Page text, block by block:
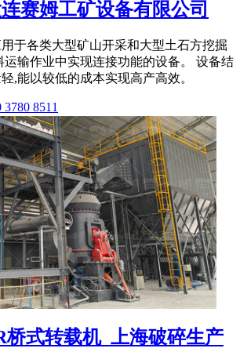
赛姆工矿设备有限公司
于各类大型矿山开采和大型土石方挖掘
运输作业中实现连接功能的设备。 设备结
,能以较低的成本实现高产高效。
8511
桥式转载机_上海破碎生产